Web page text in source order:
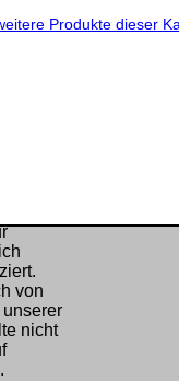
Produkte dieser
98 -
ggf.
von
unserer
nicht